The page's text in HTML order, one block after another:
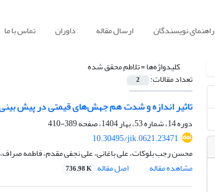
راهنمای نویسندگان ارسال مقاله داوران تماس با ما
کلیدواژه‌ها =تلاطم محقق شده
تعداد مقالات: 2
تاثیر اندازه و شدت هم جهش‌ها‌ی قیمتی در پیش
دوره 14، شماره 53، بهار 1404، صفحه
389-410
10.30495/jik.0621.23471
محسن رجب بلوکات، علی باغانی، علی نجفی مقدم، فاطمه صراف،
مشاهده مقاله
اصل مقاله 736.98 K